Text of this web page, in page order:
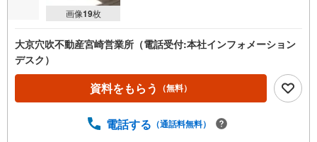
マ
イ
ペ
画像19枚
大京穴吹不動産宮崎営業所（電話受付:本社インフォメーション
デスク）
資料をもらう （無料）
電話する （通話料無料）